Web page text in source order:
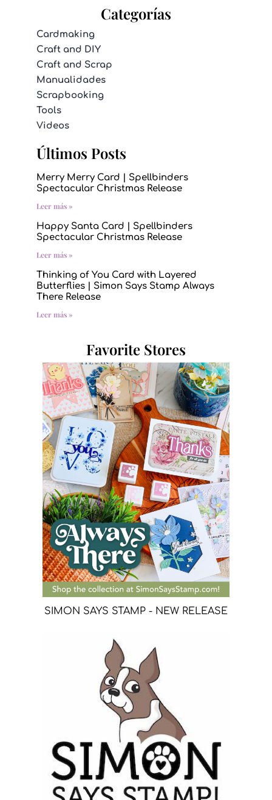
Categorías
Cardmaking
Craft and DIY
Craft and Scrap
Manualidades
Scrapbooking
Tools
Videos
Últimos Posts
Merry Merry Card | Spellbinders
Spectacular Christmas Release
Leer más »
Happy Santa Card | Spellbinders
Spectacular Christmas Release
Leer más »
Thinking of You Card with Layered
Butterflies | Simon Says Stamp Always
There Release
Leer más »
Favorite Stores
SIMON SAYS STAMP - NEW RELEASE